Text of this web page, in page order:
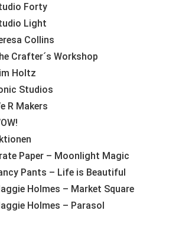
Forty
Light
Collins
Crafter´s Workshop
Holtz
Studios
R Makers
Paper – Moonlight Magic
Pants – Life is Beautiful
Holmes – Market Square
Holmes – Parasol